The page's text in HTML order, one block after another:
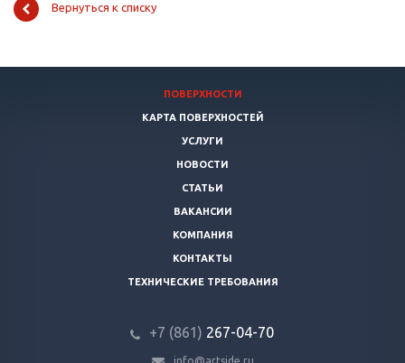
Вернуться к списку
ПОВЕРХНОСТИ
КАРТА ПОВЕРХНОСТЕЙ
УСЛУГИ
НОВОСТИ
СТАТЬИ
ВАКАНСИИ
КОМПАНИЯ
КОНТАКТЫ
ТЕХНИЧЕСКИЕ ТРЕБОВАНИЯ
+7 (861) 267-04-70